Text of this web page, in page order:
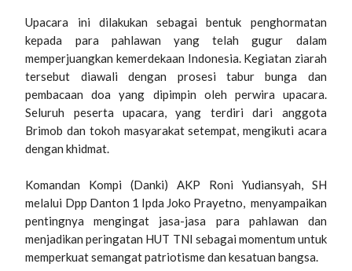
Upacara ini dilakukan sebagai bentuk penghormatan
kepada para pahlawan yang telah gugur dalam
memperjuangkan kemerdekaan Indonesia. Kegiatan ziarah
tersebut diawali dengan prosesi tabur bunga dan
pembacaan doa yang dipimpin oleh perwira upacara.
Seluruh peserta upacara, yang terdiri dari anggota
Brimob dan tokoh masyarakat setempat, mengikuti acara
dengan khidmat.
Komandan Kompi (Danki) AKP Roni Yudiansyah, SH
melalui Dpp Danton 1 Ipda Joko Prayetno, menyampaikan
pentingnya mengingat jasa-jasa para pahlawan dan
menjadikan peringatan HUT TNI sebagai momentum untuk
memperkuat semangat patriotisme dan kesatuan bangsa.